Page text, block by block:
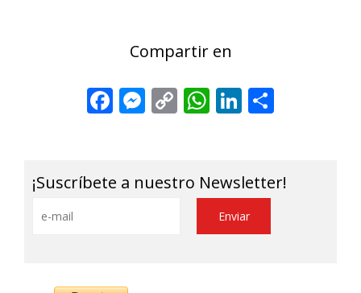
Compartir en
Facebook
Messenger
CopyWhatsApp
LinkedIn
¡Suscríbete a nuestro Newsletter!